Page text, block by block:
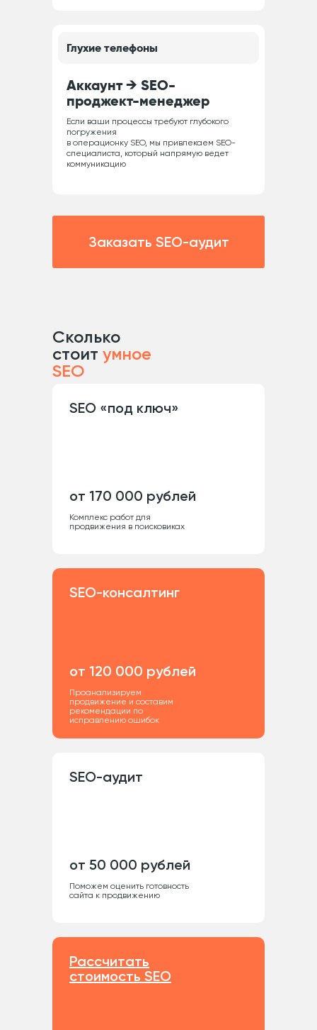
Аккаунт → SEO-
проджект-менеджер
Если ваши процессы требуют глубокого
погружения
в операционку SEO, мы привлекаем SEO-
специалиста, который напрямую ведет
коммуникацию
Глухие телефоны
Заказать SEO-аудит
Сколько
стоит умное
SEO
от 120 000 рублей
SEO-консалтинг
Проанализируем
продвижение и составим
рекомендации по
исправлению ошибок
Рассчитать
стоимость SEO
от 170 000 рублей
SEO «под ключ»
Комплекс работ для
продвижения в поисковиках
от 50 000 рублей
SEO-аудит
Поможем оценить готовность
сайта к продвижению